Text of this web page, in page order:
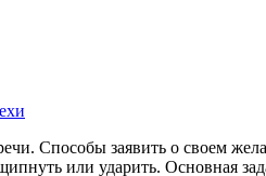
Способы заявить о своем
или ударить. Основная